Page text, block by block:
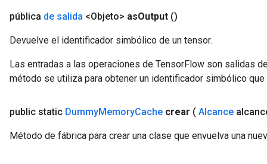
pública de salida <Objeto> asOutput ()
Devuelve el identificador simbólico de un tensor.
Las entradas a las operaciones de TensorFlow son salidas
método se utiliza para obtener un identificador simbólico
public static DummyMemoryCache crear ( Alcance
Método de fábrica para crear una clase que envuelva una